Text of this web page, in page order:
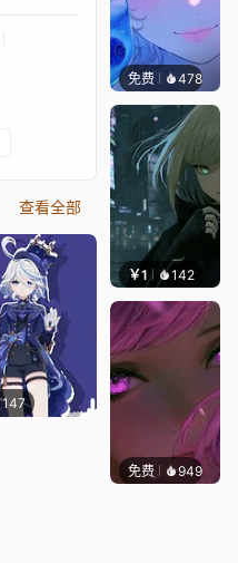
查看全部
147
免费 478辰东
￥1 142
免费 949辰东